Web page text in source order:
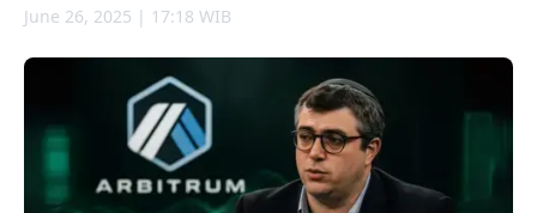
June 26, 2025 | 17:18 WIB